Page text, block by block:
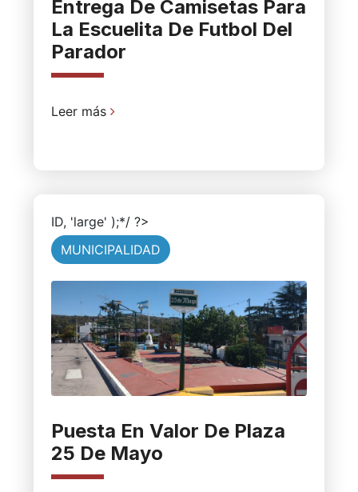
Entrega De Camisetas Para
La Escuelita De Futbol Del
Parador
Leer más
ID, 'large' );*/ ?>
MUNICIPALIDAD
Puesta En Valor De Plaza
25 De Mayo